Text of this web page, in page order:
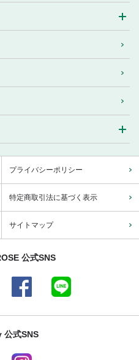
プライバシーポリシー
特定商取引法に基づく表示
サイトマップ
公式SNS
公式SNS